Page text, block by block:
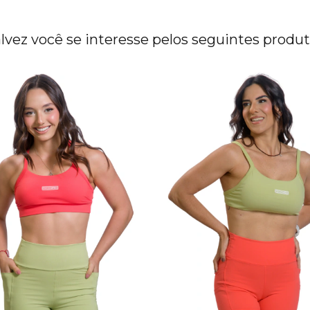
você se interesse pelos seguintes